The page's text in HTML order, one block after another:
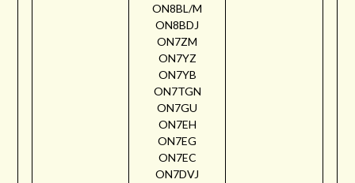
ON8BL/M
ON8BDJ
ON7ZM
ON7YZ
ON7YB
ON7TGN
ON7GU
ON7EH
ON7EG
ON7EC
ON7DVJ